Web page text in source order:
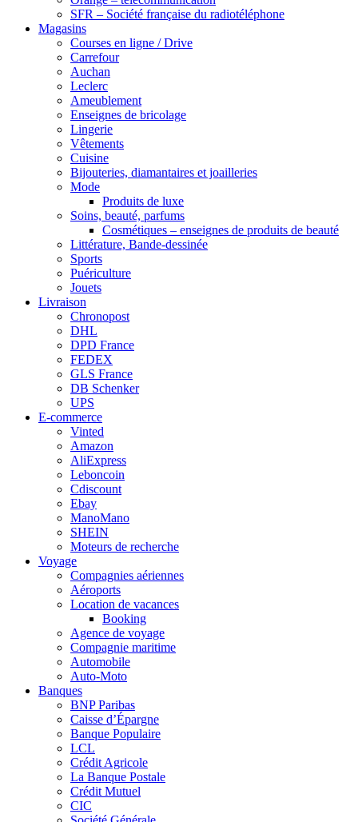
SFR – Société française du radiotéléphone
Magasins
Courses en ligne / Drive
Carrefour
Auchan
Leclerc
Ameublement
Enseignes de bricolage
Lingerie
Vêtements
Cuisine
Bijouteries, diamantaires et joailleries
Mode
Produits de luxe
Soins, beauté, parfums
Cosmétiques – enseignes de produits de beauté
Littérature, Bande-dessinée
Sports
Puériculture
Jouets
Livraison
Chronopost
DHL
DPD France
FEDEX
GLS France
DB Schenker
UPS
E-commerce
Vinted
Amazon
AliExpress
Leboncoin
Cdiscount
Ebay
ManoMano
SHEIN
Moteurs de recherche
Voyage
Compagnies aériennes
Aéroports
Location de vacances
Booking
Agence de voyage
Compagnie maritime
Automobile
Auto-Moto
Banques
BNP Paribas
Caisse d’Épargne
Banque Populaire
LCL
Crédit Agricole
La Banque Postale
Crédit Mutuel
CIC